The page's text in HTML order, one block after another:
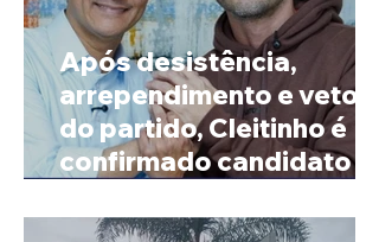
Após desistência,
arrependimento e veto
do partido, Cleitinho é
confirmado candidato ao